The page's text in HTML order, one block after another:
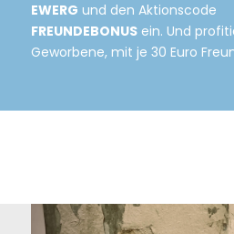
EWERG und den Aktionscode
FREUNDEBONUSein. Und
Geworbene, mit je 30 Euro